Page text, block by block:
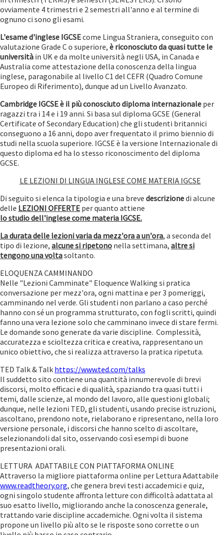
ovviamente 4 trimestri e 2 semestri all'anno e al termine di
ognuno ci sono gli esami.
L'esame d'inglese IGCSEcome Lingua Straniera, conseguito con
valutazione Grade C o superiore, è riconosciuto da quasi tutte le
università in UK e da molte università negli USA, in Canada e
Australia come attestazione della conoscenza della lingua
inglese, paragonabile al livello C1 del CEFR (Quadro Comune
Europeo di Riferimento), dunque ad un Livello Avanzato.
Cambridge IGCSE è il più conosciuto diploma internazionale per
ragazzi tra i 14 e i 19 anni. Si basa sul diploma GCSE (General
Certificate of Secondary Education) che gli studenti britannici
conseguono a 16 anni, dopo aver frequentato il primo biennio di
studi nella scuola superiore. IGCSE è la versione Internazionale di
questo diploma ed ha lo stesso riconoscimento del diploma
GCSE.
LE LEZIONI DI LINGUA INGLESE COME MATERIA IGCSE
Di seguito si elenca la tipologia e una breve descrizionedi alcune
delle LEZIONI OFFERTE per quanto attiene
lo studio dell'inglese come materia IGCSE.
La durata delle lezioni varia da mezz'ora a un'ora, a seconda del
tipo di lezione, alcune si ripetono nella settimana, altre si
tengono una voltasoltanto.
ELOQUENZA CAMMINANDO
Nelle "Lezioni Camminate" Eloquence Walking si pratica
conversazione per mezz'ora, ogni mattina e per 3 pomeriggi,
camminando nel verde. Gli studenti non parlano a caso perché
hanno con sé un programma strutturato, con fogli scritti, quindi
fanno una vera lezione solo che camminano invece di stare fermi.
Le domande sono generate da varie discipline. Complessità,
accuratezza e scioltezza critica e creativa, rappresentano un
unico obiettivo, che si realizza attraverso la pratica ripetuta.
TED Talk & Talk https://www.ted.com/talks
Il suddetto sito contiene una quantità innumerevole di brevi
discorsi, molto efficaci e di qualità, spaziando tra quasi tutti i
temi, dalle scienze, al mondo del lavoro, alle questioni globali;
dunque, nelle lezioni TED, gli studenti, usando precise istruzioni,
ascoltano, prendono note, rielaborano e ripresentano, nella loro
versione personale, i discorsi che hanno scelto di ascoltare,
selezionandoli dal sito, osservando così esempi di buone
presentazioni orali.
LETTURA ADATTABILE CON PIATTAFORMA ONLINE
Attraverso la migliore piattaforma online per Lettura Adattabile
www.readtheory.org, che genera brevi testi accademici e quiz,
ogni singolo studente affronta letture con difficoltà adattata al
suo esatto livello, migliorando anche la conoscenza generale,
trattando varie discipline accademiche. Ogni volta il sistema
propone un livello più alto se le risposte sono corrette o un